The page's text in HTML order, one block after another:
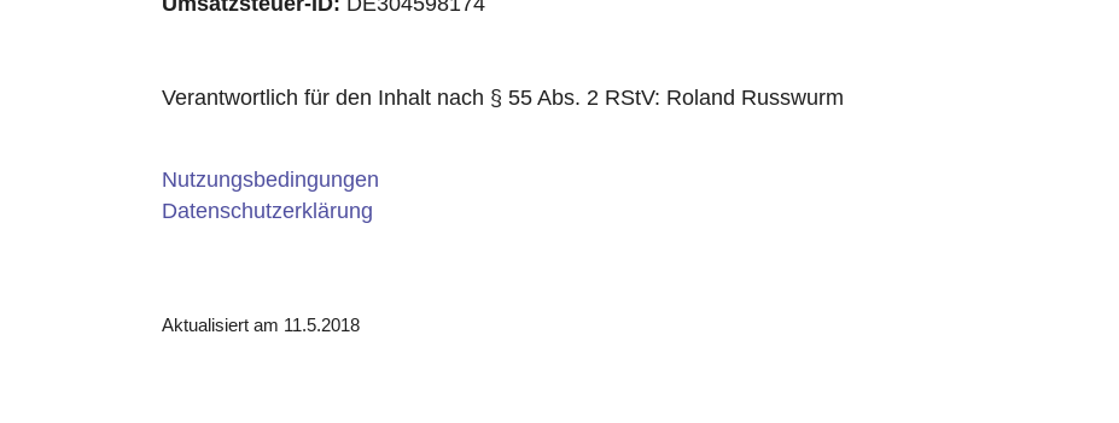
Verantwortlich für den Inhalt nach § 55 Abs. 2 RStV: Roland Russwurm
Nutzungsbedingungen
Datenschutzerklärung
Aktualisiert am 11.5.2018